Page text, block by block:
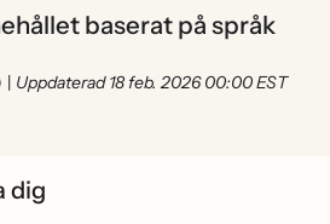
baserat på språk
| Uppdaterad 18 feb. 2026 00:00 EST
dig